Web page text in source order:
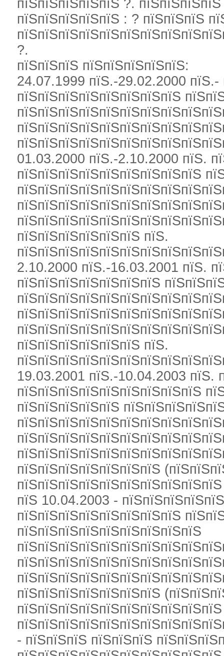
пїЅпїЅпїЅпїЅпїЅ ?.
пїЅпїЅпїЅпїЅпїЅ : ? пїЅпїЅпїЅ
?.
пїЅпїЅпїЅ пїЅпїЅпїЅпїЅпїЅ:
24.07.1999 пїЅ.-29.02.2000 пїЅ.-
пїЅпїЅпїЅпїЅпїЅпїЅпїЅпїЅ
01.03.2000 пїЅ.-2.10.2000 пїЅ.
пїЅпїЅпїЅпїЅпїЅпїЅпїЅпїЅпїЅ
пїЅпїЅпїЅпїЅпїЅпїЅ пїЅ.
2.10.2000 пїЅ.-16.03.2001 пїЅ.
пїЅпїЅпїЅпїЅпїЅпїЅпїЅ
пїЅпїЅпїЅпїЅпїЅпїЅ пїЅ.
19.03.2001 пїЅ.-10.04.2003 пїЅ.
пїЅпїЅпїЅпїЅпїЅпїЅпїЅпїЅпїЅ
пїЅпїЅпїЅпїЅпїЅ
пїЅпїЅпїЅпїЅпїЅпїЅпїЅ
пїЅ 10.04.2003 -
пїЅпїЅпїЅпїЅпїЅпїЅпїЅпїЅ
пїЅпїЅпїЅпїЅпїЅпїЅпїЅпїЅпїЅ
пїЅпїЅпїЅпїЅпїЅпїЅпїЅ
- пїЅпїЅпїЅ пїЅпїЅпїЅ